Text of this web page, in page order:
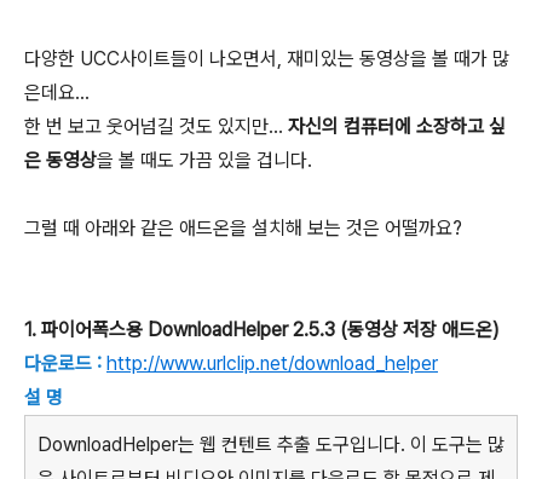
다양한 UCC사이트들이 나오면서, 재미있는 동영상을 볼 때가 많
은데요...
한 번 보고 웃어넘길 것도 있지만... 자신의 컴퓨터에 소장하고 싶
은 동영상을 볼 때도 가끔 있을 겁니다.
그럴 때 아래와 같은 애드온을 설치해 보는 것은 어떨까요?
1. 파이어폭스용 DownloadHelper 2.5.3 (동영상 저장 애드온)
다운로드 : http://www.urlclip.net/download_helper
설 명
DownloadHelper는 웹 컨텐트 추출 도구입니다. 이 도구는 많